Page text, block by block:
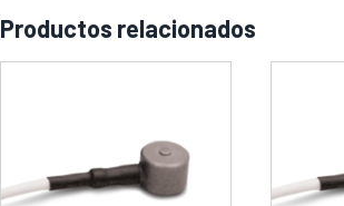
Productos relacionados